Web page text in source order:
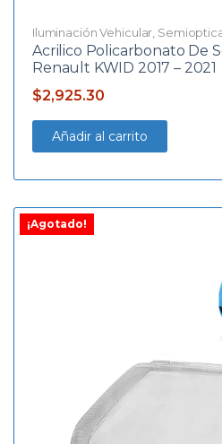
Iluminación Vehicular
Acrilico Policarbonato De
Renault KWID 2017 – 2021
$2,925.30
Añadir al carrito
¡Agotado!